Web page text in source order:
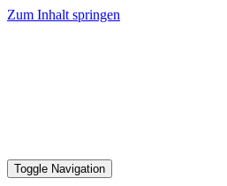
Zum Inhalt springen
Toggle Navigation